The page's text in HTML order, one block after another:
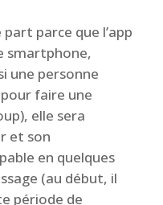
parce que l’app
smartphone,
une personne
faire une
elle sera
et son
en quelques
(au début, il
période de